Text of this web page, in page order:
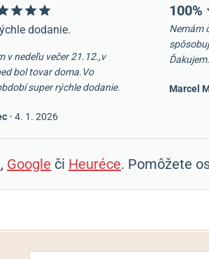
dodanie.
v nedeľu večer 21.12.,v
bol tovar doma.Vo
super rýchle dodanie.
• 4. 1. 2026
100%
Nemám
Marcel
, Google či Heuréce. Pomôžete